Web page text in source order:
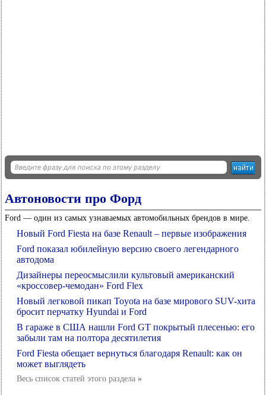
Автоновости про Форд
Ford — один из самых узнаваемых автомобильных брендов в мире.
Новый Ford Fiesta на базе Renault – первые изображения
Ford показал юбилейную версию своего легендарного
автодома
Дизайнеры переосмыслили культовый американский
«кроссовер-чемодан» Ford Flex
Новый легковой пикап Toyota на базе мирового SUV-хита
бросит перчатку Hyundai и Ford
В гараже в США нашли Ford GT покрытый плесенью: его
забыли там на полтора десятилетия
Ford Fiesta обещает вернуться благодаря Renault: как он
может выглядеть
Весь список статей этого раздела »